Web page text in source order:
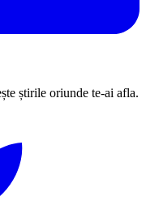
știrile oriunde te-ai afla.